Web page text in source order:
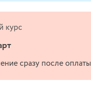
сразу после оплаты